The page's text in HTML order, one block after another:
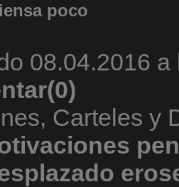
poco
08.04.2016 a
Carteles y